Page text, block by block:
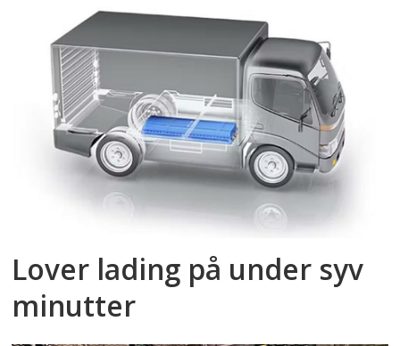
Lover lading på under syv
minutter